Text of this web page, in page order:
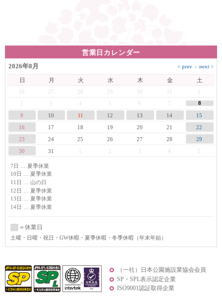
営業日カレンダー
2026年8月
日 月 火 水 木 金 土
26 27 28 29 30 31
1
3 4 5 6 7 8
9 10 11 12 13 14
15
16
17 18 19 20 21
22
23
24 25 26 27 28
29
30
31 1 3 4 5
7日 … 夏季休業
10日 … 夏季休業
11日 … 山の日
12日 … 夏季休業
13日 … 夏季休業
14日 … 夏季休業
＝休業日
土曜・日曜・祝日・GW休暇・夏季休暇・冬季休暇（年末年始）
（一社）日本公園施設業協会会員
SP・SPL表示認定企業
ISO9001認証取得企業